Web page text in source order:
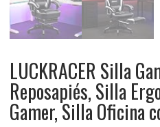
LUCKRACER Silla
Reposapiés, Silla
Gamer, Silla Oficina